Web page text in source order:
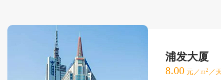
浦发大厦
8.00 元／m2 ／